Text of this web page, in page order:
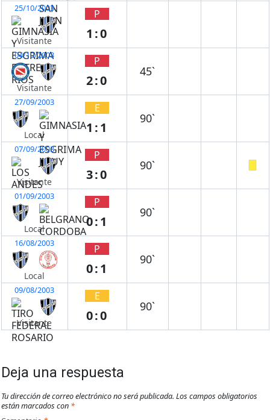
25/10/2003
Visitante
P
1:0
04/10/2003
Visitante
P
2:0
45`
27/09/2003
Local
E
1:1
90`
07/09/2003
Visitante
P
3:0
90`
01/09/2003
Local
P
0:1
90`
16/08/2003
Local
P
0:1
90`
09/08/2003
Visitante
E
0:0
90`
Deja una respuesta
Tu dirección de correo electrónico no será publicada. Los campos obligatorios
están marcados con *